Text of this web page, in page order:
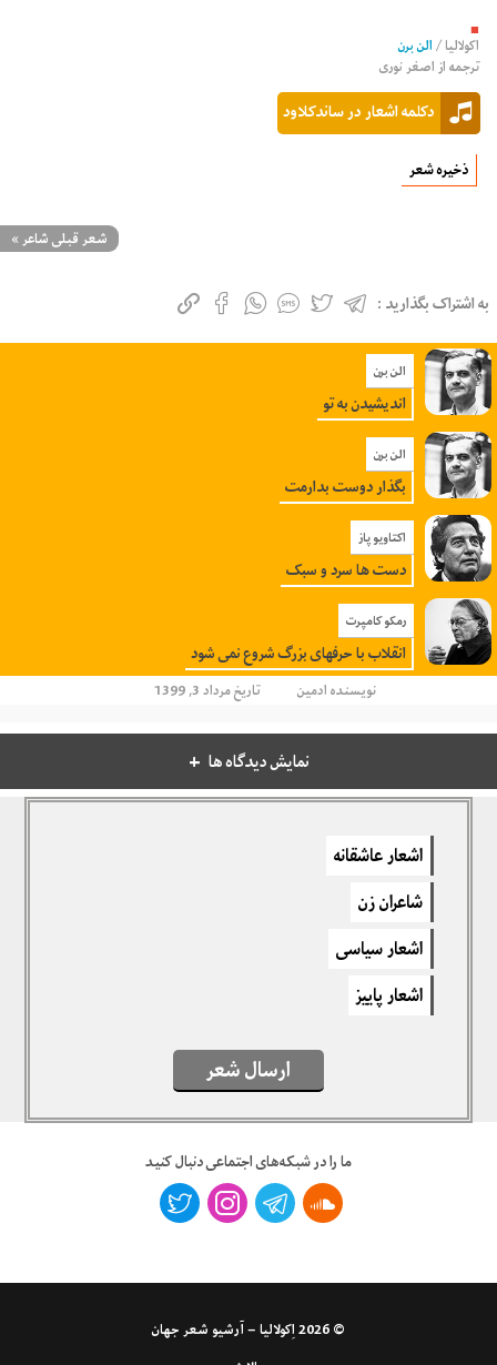
■
اکولالیا/الن برن
ترجمه ازاصغر نوری
دکلمه اشعار در ساندکلاود
ذخیره شعر
شعر قبلی شاعر»
به اشتراک بگذارید :
الن برن
اندیشیدن به تو
الن برن
بگذار دوست بدارمت
اکتاویو پاز
دست ها سرد و سبک
رمکو کامپرت
انقلاب با حرفهای بزرگ شروع نمی شود
نویسندهادمین تاریخ مرداد 3, 1399
نمایش دیدگاه ها
دیدگاهتان را بنویسید
برای نوشتن دیدگاه باید
اشعار عاشقانه
شاعران زن
اشعار سیاسی
اشعار پاییز
ارسال شعر
ما را در شبکه‌های اجتماعی دنبال کنید
© 2026
اِکولالیا – آرشیو شعر جهان